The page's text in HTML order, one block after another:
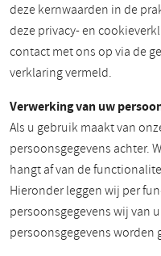
deze kernwaarden in de
deze privacy- en
contact met ons op via de
verklaring vermeld.
Verwerking van uw
Als u gebruik maakt van
persoonsgegevens achter.
hangt af van de
Hieronder leggen wij per
persoonsgegevens wij van
persoonsgegevens worden